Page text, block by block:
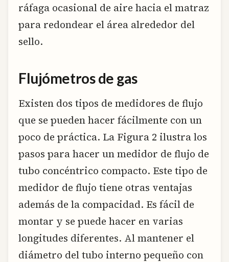
ráfaga ocasional de aire hacia el matraz
para redondear el área alrededor del
sello.
Flujómetros de gas
Existen dos tipos de medidores de flujo
que se pueden hacer fácilmente con un
poco de práctica. La Figura 2 ilustra los
pasos para hacer un medidor de flujo de
tubo concéntrico compacto. Este tipo de
medidor de flujo tiene otras ventajas
además de la compacidad. Es fácil de
montar y se puede hacer en varias
longitudes diferentes. Al mantener el
diámetro del tubo interno pequeño con